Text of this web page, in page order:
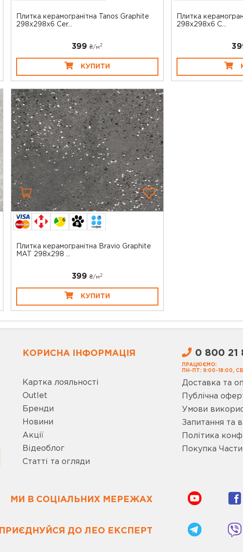
Плитка керамогранітна Tanos Graphite
298x298x6 Cer...
399 ₴/м2
КУПИТИ
Плитка
298x298x6 C...
6
Плитка керамогранітна Bravio Graphite
MAT 298x298 ...
399 ₴/м2
КУПИТИ
КОРИСНА ІНФОРМАЦІЯ
Картка лояльності
Outlet
Бренди
Новини
Акції
Відеоблог
Статті та огляди
0 800 21
ПРАЦЮЄМО:
ПН-ПТ: 9:00-18:00,
Доставка та
Публічна
Умови
Запитання та
Політика
Покупка
МИ В СОЦІАЛЬНИХ МЕРЕЖАХ
ПРИЄДНУЙСЯ ДО ЛЕО ЕКСПЕРТ